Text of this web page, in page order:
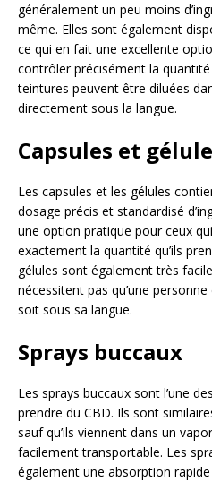
généralement un peu moins
même. Elles sont également
ce qui en fait une excellente
contrôler précisément la quantité
teintures peuvent être diluées
directement sous la langue.
Capsules et
Les capsules et les gélules
dosage précis et standardisé
une option pratique pour ceux
exactement la quantité qu’ils
gélules sont également très
nécessitent pas qu’une
soit sous sa langue.
Sprays buccaux
Les sprays buccaux sont l’une
prendre du CBD. Ils sont
sauf qu’ils viennent dans un
facilement transportable. Les
également une absorption